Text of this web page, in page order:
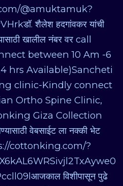
@amuktamuk?
शैलेश हदगांवकर यांची
खालील नंबर वर call
between 10 Am -6
hrs Available)Sancheti
clinic-Kindly connect
Ortho Spine Clinic,
Giza Collection
वेबसाईट ला नक्की भेट
cottonking.com/?
विशीपासून पुढे